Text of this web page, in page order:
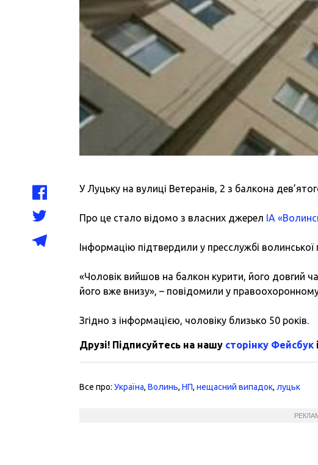
У Луцьку на вулиці Ветеранів, 2 з балкона
Про це стало відомо з власних джерел ІА
Інформацію підтвердили у пресслужбі волинської
«Чоловік вийшов на балкон курити, його довгий
його вже внизу», – повідомили у
Згідно з інформацією, чоловіку близько 50 років.
Друзі! Підписуйтесь на нашу сторінку Фейсбук
Все про:Україна,Волинь,НП,нещасний випадок, луцьк